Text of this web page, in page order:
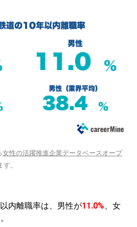
女性の活躍推進企業データベースオープ
。
内離職率は、男性が11.0%、女